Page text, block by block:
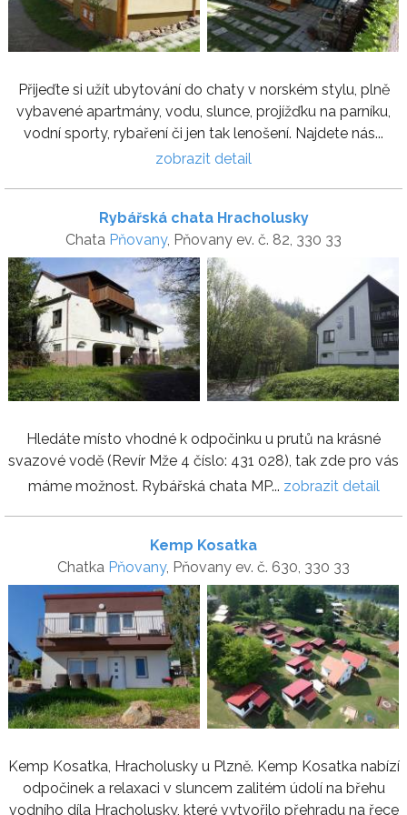
Přijeďte si užít ubytování do chaty v norském stylu, plně
vybavené apartmány, vodu, slunce, projížďku na parníku,
vodní sporty, rybaření či jen tak lenošení. Najdete nás...
zobrazit detail
Rybářská chata Hracholusky
Chata Pňovany, Pňovany ev. č. 82, 330 33
Hledáte místo vhodné k odpočinku u prutů na krásné
svazové vodě (Revír Mže 4 číslo: 431 028), tak zde pro vás
máme možnost. Rybářská chata MP... zobrazit detail
Kemp Kosatka
Chatka Pňovany, Pňovany ev. č. 630, 330 33
Kemp Kosatka, Hracholusky u Plzně. Kemp Kosatka nabízí
odpočinek a relaxaci v sluncem zalitém údolí na břehu
vodního díla Hracholusky, které vytvořilo přehradu na řece